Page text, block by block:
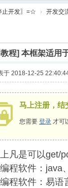
止开发〗=☆ › 开发交
程] 本框架适用
于 2018-12-25
马上注册，结
您需要 登录 才可
凡是可以get/
编程软件 ：java
程软件：易语